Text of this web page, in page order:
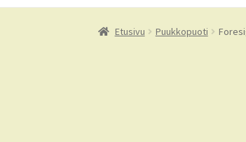
Etusivu Puukkopuoti Ostoskori
Etusivu Puukkopuoti